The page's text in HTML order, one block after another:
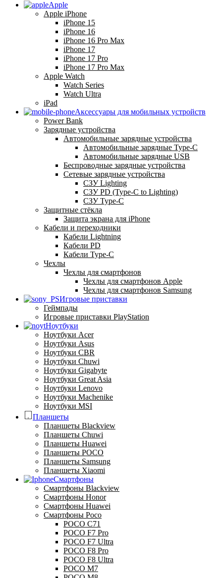
Apple
Apple iPhone
iPhone 15
iPhone 16
iPhone 16 Pro Max
iPhone 17
iPhone 17 Pro
iPhone 17 Pro Max
Apple Watch
Watch Series
Watch Ultra
iPad
Аксессуары для мобильных устройств
Power Bank
Зарядные устройства
Автомобильные зарядные устройства
Автомобильные зарядные Type-C
Автомобильные зарядные USB
Беспроводные зарядные устройства
Сетевые зарядные устройства
СЗУ Lighting
СЗУ PD (Type-C to Lighting)
СЗУ Type-C
Защитные стёкла
Защита экрана для iPhone
Кабели и переходники
Кабели Lightning
Кабели PD
Кабели Type-C
Чехлы
Чехлы для смартфонов
Чехлы для смартфонов Apple
Чехлы для смартфонов Samsung
Игровые приставки
Геймпады
Игровые приставки PlayStation
Ноутбуки
Ноутбуки Acer
Ноутбуки Asus
Ноутбуки CBR
Ноутбуки Chuwi
Ноутбуки Gigabyte
Ноутбуки Great Asia
Ноутбуки Lenovo
Ноутбуки Machenike
Ноутбуки MSI
Планшеты
Планшеты Blackview
Планшеты Chuwi
Планшеты Huawei
Планшеты POCO
Планшеты Samsung
Планшеты Xiaomi
Смартфоны
Смартфоны Blackview
Смартфоны Honor
Смартфоны Huawei
Смартфоны Poco
POCO C71
POCO F7 Pro
POCO F7 Ultra
POCO F8 Pro
POCO F8 Ultra
POCO M7